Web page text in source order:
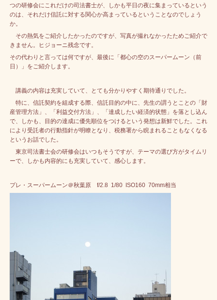
つの研修会にこれだけの司法書士が、しかも平日の夜に集まっているという
のは、それだけ信託に対する関心か高まっているということなのでしょう
か。
その熱気をご紹介したかったのですが、写真が撮れなかったためご紹介で
きません。ヒジョーニ残念です。
その代わりと言っては何ですが、最後に「都心の空のスーパームーン（前
日）」をご紹介します。
講義の内容は充実していて、とても分かりやすく期待通りでした。
特に、信託契約を組成する際、信託目的の中に、先生の謂うとことの「財
産管理方法」、「利益交付方法」、「達成したい経済的状態」を落とし込ん
で、しかも、目的の達成に優先順位をつけるという発想は新鮮でした。これ
により受託者の行動指針が明瞭となり、税務署から睨まれることもなくなる
というお話でした。
東京司法書士会の研修会はいつもそうですが、テーマの選び方がタイムリ
ーで、しかも内容的にも充実していて、感心します。
プレ・スーパームーン＠秋葉原 f/2.8 1/80 ISO160 70mm相当